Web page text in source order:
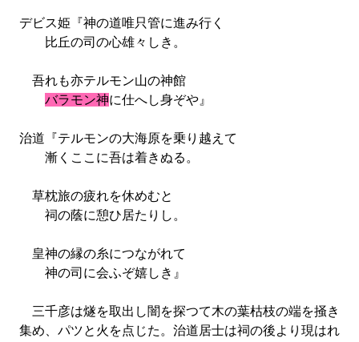
デビス姫『神の道唯只管に進み行く
比丘の司の心雄々しき。
吾れも亦テルモン山の神館
バラモン神に仕へし身ぞや』
治道『テルモンの大海原を乗り越えて
漸くここに吾は着きぬる。
草枕旅の疲れを休めむと
祠の蔭に憩ひ居たりし。
皇神の縁の糸につながれて
神の司に会ふぞ嬉しき』
三千彦は燧を取出し闇を探つて木の葉枯枝の端を掻き
集め、パツと火を点じた。治道居士は祠の後より現はれ